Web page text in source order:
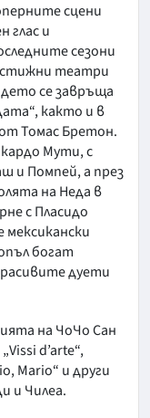
сцени
глас и
сезони
театри
се завръща
както и в
Томас Бретон.
Мути, с
и Помпей, а през
на Неда в
с Пласидо
богат
дуети
на ЧоЧо Сан
d’arte“,
Mario“ и други
и Чилеа.